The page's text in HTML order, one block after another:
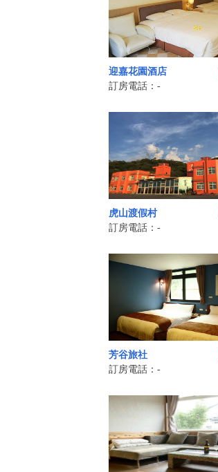
迎嘉花園酒店
訂房電話：-
虎山渡假村
訂房電話：-
芳谷旅社
訂房電話：-